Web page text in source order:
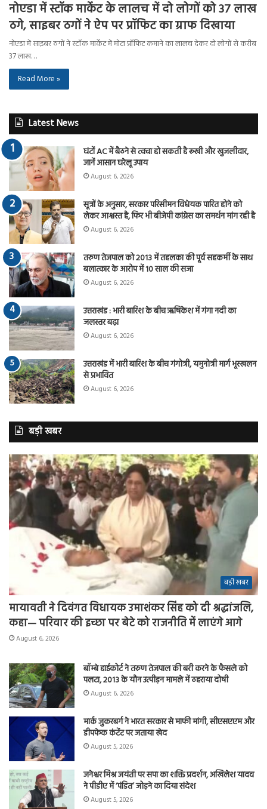
नोएडा में स्टॉक मार्केट के लालच में दो लोगों को 37 लाख
ठगे, साइबर ठगों ने ऐप पर प्रॉफिट का ग्राफ दिखाया
नोएडा में साइबर ठगों ने स्टॉक मार्केट में मोटा प्रॉफिट कमाने का लालच देकर दो लोगों से करीब
37 लाख…
Read More »
Latest News
घंटों AC में बैठने से त्वचा हो सकती है रूखी और खुजलीदार,
जानें आसान घरेलू उपाय
August 6, 2026
सूत्रों के अनुसार, सरकार परिसीमन विधेयक पारित होने को
लेकर आश्वस्त है, फिर भी बीजेपी कांग्रेस का समर्थन मांग रही है
August 6, 2026
तरुण तेजपाल को 2013 में तहलका की पूर्व सहकर्मी के साथ
बलात्कार के आरोप में 10 साल की सजा
August 6, 2026
उत्तराखंड : भारी बारिश के बीच ऋषिकेश में गंगा नदी का
जलस्तर बढ़ा
August 6, 2026
उत्तराखंड में भारी बारिश के बीच गंगोत्री, यमुनोत्री मार्ग भूस्खलन
से प्रभावित
August 6, 2026
बड़ी खबर
बड़ी खबर
मायावती ने दिवंगत विधायक उमाशंकर सिंह को दी श्रद्धांजलि,
कहा— परिवार की इच्छा पर बेटे को राजनीति में लाएंगे आगे
August 6, 2026
बॉम्बे हाईकोर्ट ने तरुण तेजपाल की बरी करने के फैसले को
पलटा, 2013 के यौन उत्पीड़न मामले में ठहराया दोषी
August 6, 2026
मार्क जुकरबर्ग ने भारत सरकार से माफी मांगी, सीएसएएम और
डीपफेक कंटेंट पर जताया खेद
August 5, 2026
जनेश्वर मिश्र जयंती पर सपा का शक्ति प्रदर्शन, अखिलेश यादव
ने पीडीए में ‘पंडित’ जोड़ने का दिया संदेश
August 5, 2026